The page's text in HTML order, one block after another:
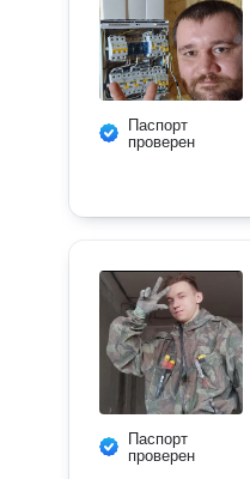
Паспорт
проверен
Паспорт
проверен